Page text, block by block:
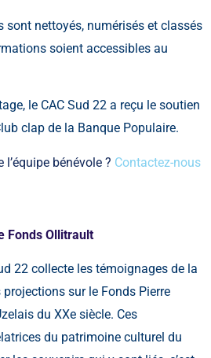
sont nettoyés, numérisés et classés
soient accessibles au
le CAC Sud 22 a reçu le soutien
clap de la Banque Populaire.
bénévole ? Contactez-nous
Fonds Ollitrault
22 collecte les témoignages de la
sur le Fonds Pierre
du XXe siècle. Ces
du patrimoine culturel du